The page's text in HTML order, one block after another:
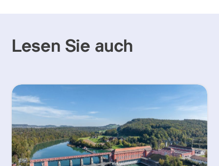
Lesen Sie auch